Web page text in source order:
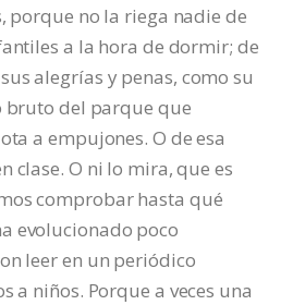
porque no la riega nadie de
a la hora de dormir; de
alegrías y penas, como su
bruto del parque que
a empujones. O de esa
clase. O ni lo mira, que es
comprobar hasta qué
evolucionado poco
leer en un periódico
a niños. Porque a veces una